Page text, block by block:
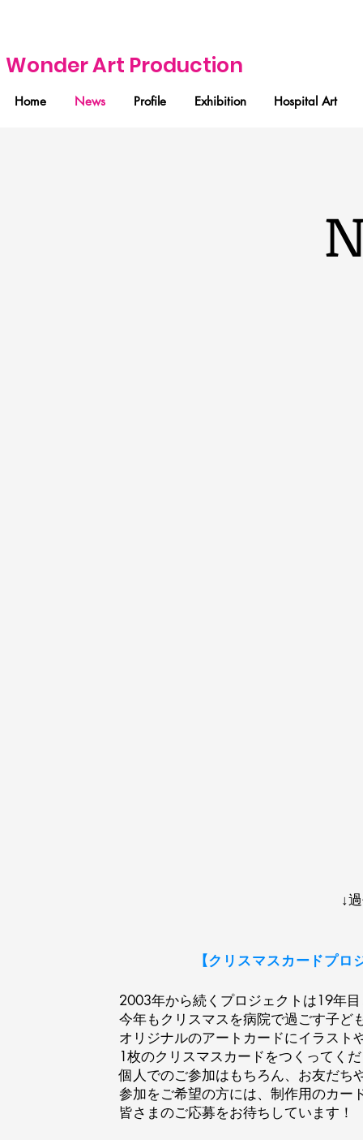
Wonder Art Production
Home News Profile Exhibition Hospital Art
↓
【クリスマスカードプ
2003年から続くプロジェクトは19年
今年もクリスマスを病院で過ごす子ど
オリジナルのアートカードにイラスト
1枚のクリスマスカードをつくってく
個人でのご参加はもちろん、お友だち
参加をご希望の方には、制作用のカー
​皆さまのご応募をお待ちしています！